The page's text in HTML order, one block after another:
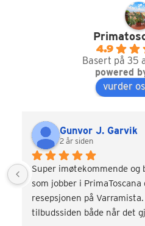
4.9
Basert på 35
powered
vurder
Gunvor J. Garvik
2 år siden
Super imøtekommende og
som jobber i PrimaToscana
resepsjonen på
tilbudssiden både når det